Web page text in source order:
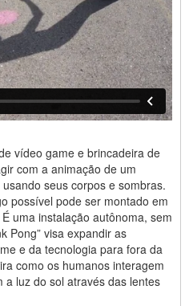
vídeo game e brincadeira de
com a animação de um
seus corpos e sombras.
possível pode ser montado em
uma instalação autônoma, sem
Pong” visa expandir as
e da tecnologia para fora da
como os humanos interagem
luz do sol através das lentes